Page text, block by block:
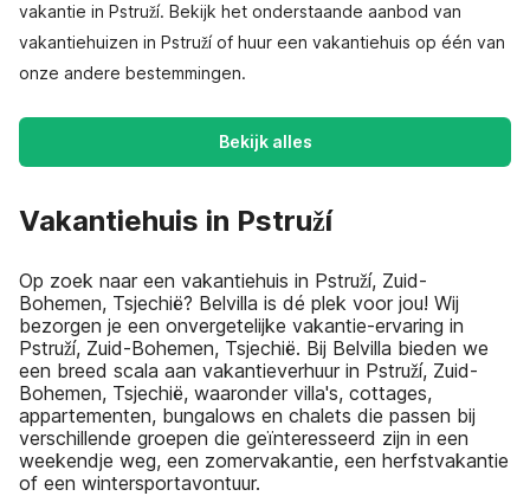
vakantie in Pstruží. Bekijk het onderstaande aanbod van
vakantiehuizen in Pstruží of huur een vakantiehuis op één van
onze andere bestemmingen.
Bekijk alles
Vakantiehuis in Pstruží
Op zoek naar een vakantiehuis in Pstruží, Zuid-
Bohemen, Tsjechië? Belvilla is dé plek voor jou! Wij
bezorgen je een onvergetelijke vakantie-ervaring in
Pstruží, Zuid-Bohemen, Tsjechië. Bij Belvilla bieden we
een breed scala aan vakantieverhuur in Pstruží, Zuid-
Bohemen, Tsjechië, waaronder villa's, cottages,
appartementen, bungalows en chalets die passen bij
verschillende groepen die geïnteresseerd zijn in een
weekendje weg, een zomervakantie, een herfstvakantie
of een wintersportavontuur.